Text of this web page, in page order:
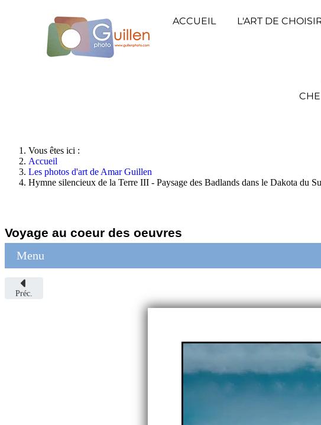
ACCUEIL L'ART DE
Vous êtes ici :
Accueil
Les photos d'art de Amar Guillen
Hymne silencieux de la Terre III - Paysage des Badlands dans le Dakota du
Voyage au coeur des oeuvres
Menu
Préc.